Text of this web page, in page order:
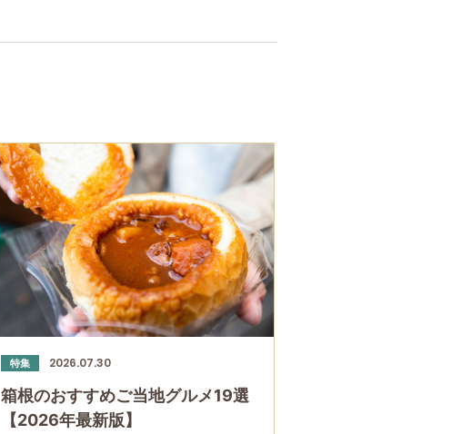
特集 2026.07.30
箱根のおすすめご当地グルメ19選
【2026年最新版】